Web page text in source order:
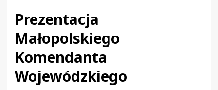
Prezentacja
Małopolskiego
Komendanta
Wojewódzkiego